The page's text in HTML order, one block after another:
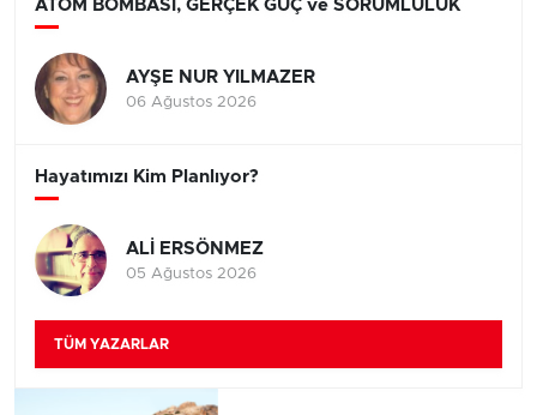
ATOM BOMBASI, GERÇEK GÜÇ ve SORUMLULUK
AYŞE NUR YILMAZER
06 Ağustos 2026
Hayatımızı Kim Planlıyor?
ALİ ERSÖNMEZ
05 Ağustos 2026
TÜM YAZARLAR